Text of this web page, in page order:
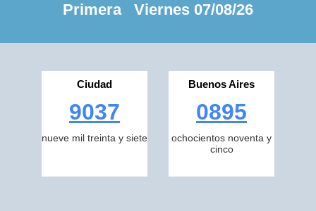
Primera Viernes 07/08/26
Ciudad
9037
nueve mil treinta y siete
Buenos Aires
0895
ochocientos noventa y
cinco